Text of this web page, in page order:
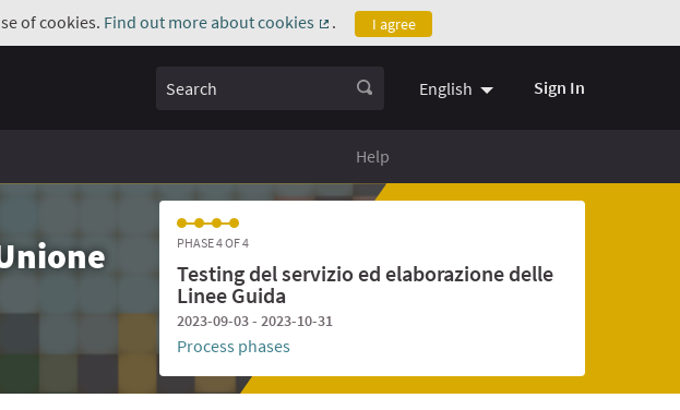
of cookies. Find out more about cookies
(External link)
. I agree
Search English Sign In
Help
PHASE 4 OF 4
Testing del servizio ed elaborazione delle
Linee Guida
2023-09-03 - 2023-10-31
Process phases